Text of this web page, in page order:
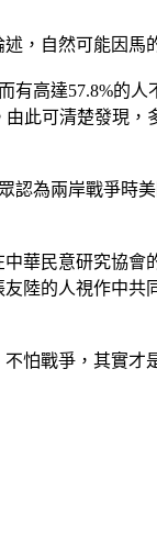
，自然可能因馬
高達57.8%的
此可清楚發現
認為兩岸戰爭時
民意研究協會
陸的人視作中
怕戰爭，其實才